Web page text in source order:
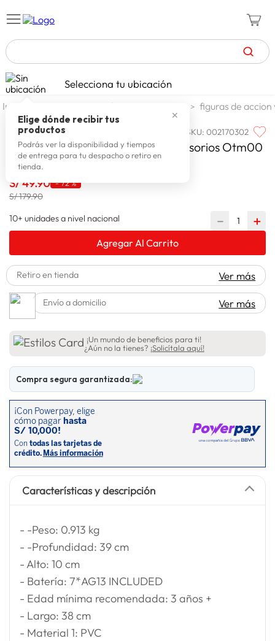
TÉRMINOS MÁS BUSCADOS
1. zapatillas mujer
2. celulares
3. zapatillas hombre
4. moda
5 . zapatillas
tv
terrex
9. spiderman
10. lavadora
Selecciona tu ubicación
✕
Elige dónde recibir tus
productos
Podrás ver la disponibilidad y tiempos
de entrega para tu despacho o retiro en
tienda.
jugueteria y escolar figuras de
WONDER SKU:002170302
Wonder Muñeca 35 Cm Con Accesorios Otm00
S/ 49.90 -72 %
S/ 179.90
10+ unidades a nivel nacional
＋
－
Agregar Al Carrito
Retiro en tienda Ver más
Envío a domicilio Ver más
¡Un mundo de beneficios para ti!
¿Aún no la tienes? ¡Solicítala aquí!
Compra segura garantizada:
Características y descripción
- -Peso: 0.913 kg
- -Profundidad: 39 cm
- Alto: 10 cm
- Batería: 7*AG13 INCLUDED
- Edad mínima recomendada: 3 años +
- Largo: 38 cm
- Material 1: PVC